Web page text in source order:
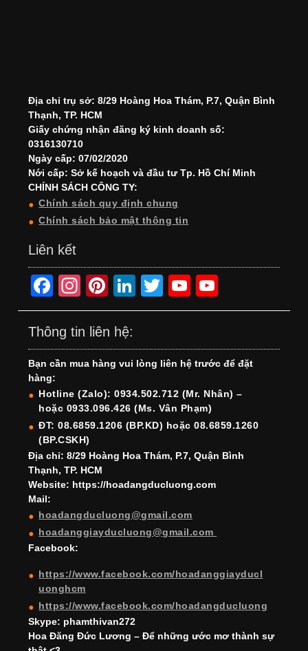
Địa chỉ trụ sở: 8/29 Hoàng Hoa Thám, P.7, Quận Bình
Thạnh, TP. HCM
Giấy chứng nhận đăng ký kinh doanh số:
0316130710
Ngày cấp: 07/02/2020
Nới cấp: Sở kế hoạch và đầu tư Tp. Hồ Chí Minh
CHÍNH SÁCH CÔNG TY:
Chính sách quy định chung
Chính sách bảo mật thông tin
Liên kết
F
a
c
e
b
o
o
k
In
st
a
gr
a
m
Pi
nt
er
e
st
Li
n
e
dI
n
T
wi
er
Y
o
T
u
b
e
o
T
u
b
e
h
Thông tin liên hệ:
Bạn cần mua hàng vui lòng liên hệ trước để đặt
hàng:
Hotline (Zalo): 0934.502.712 (Mr. Nhân) –
hoặc 0933.096.426 (Ms. Vân Phạm)
ĐT: 08.6859.1206 (BP.KD) hoặc 08.6859.1260
(BP.CSKH)
Địa chỉ: 8/29 Hoàng Hoa Thám, P.7, Quận Bình
Thạnh, TP. HCM
Website: https://hoadangducluong.com
Mail:
hoadangducluong@gmail.com
hoadanggiayducluong@gmail.com
Facebook:
https://www.facebook.com/hoadanggiayducl
uonghcm
https://www.facebook.com/hoadangducluong
Skype: phamthivan272
Hoa Đăng Đức Lương – Để những ước mơ thành sự